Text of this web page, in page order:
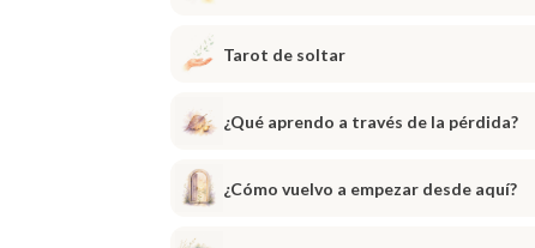
Tarot de soltar
¿Qué aprendo a través de la pérdida?
¿Cómo vuelvo a empezar desde aquí?